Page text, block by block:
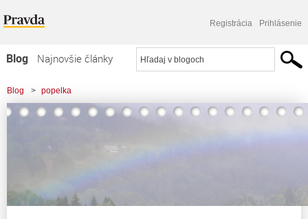
Registrácia Prihlásenie
Blog
Najnovšie články
Najčítanejšie články
Najkomentovanejšie články
Blog > popelka